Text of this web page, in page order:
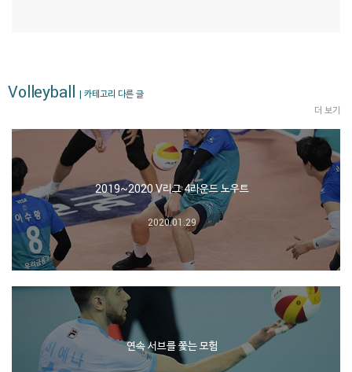
Volleyball | 카테고리 다른 글
더 보기
2019~2020 V리그 4라운드 노우트
2020.01.29
연속 서브를 쫓는 모험